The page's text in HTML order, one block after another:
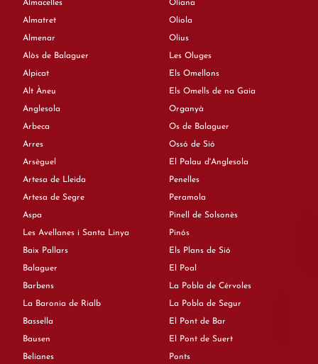
Almacelles
Almatret
Almenar
Alòs de Balaguer
Alpicat
Alt Àneu
Anglesola
Arbeca
Arres
Arsèguel
Artesa de Lleida
Artesa de Segre
Aspa
Les Avellanes i Santa Linya
Baix Pallars
Balaguer
Barbens
La Baronia de Rialb
Bassella
Bausen
Belianes
Oliana
Oliola
Olius
Les Oluges
Els Omellons
Els Omells de na Gaia
Organyà
Os de Balaguer
Ossó de Sió
El Palau d'Anglesola
Penelles
Peramola
Pinell de Solsonès
Pinós
Els Plans de Sió
El Poal
La Pobla de Cérvoles
La Pobla de Segur
El Pont de Bar
El Pont de Suert
Ponts